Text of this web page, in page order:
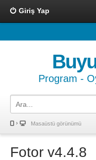
Giriş Yap
Program -
Masaüstü görünümü
Fotor v4.4.8